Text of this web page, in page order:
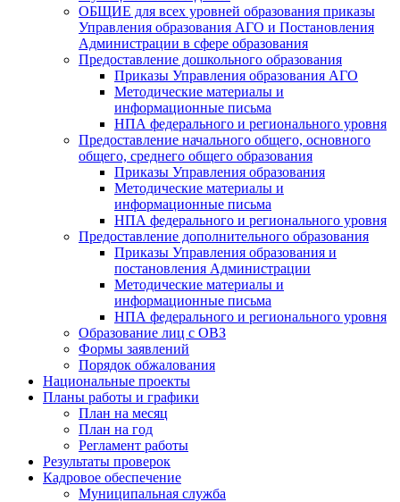
ОБЩИЕ для всех уровней образования приказы
Управления образования АГО и Постановления
Администрации в сфере образования
Предоставление дошкольного образования
Приказы Управления образования АГО
Методические материалы и
информационные письма
НПА федерального и регионального уровня
Предоставление начального общего, основного
общего, среднего общего образования
Приказы Управления образования
Методические материалы и
информационные письма
НПА федерального и регионального уровня
Предоставление дополнительного образования
Приказы Управления образования и
постановления Администрации
Методические материалы и
информационные письма
НПА федерального и регионального уровня
Образование лиц с ОВЗ
Формы заявлений
Порядок обжалования
Национальные проекты
Планы работы и графики
План на месяц
План на год
Регламент работы
Результаты проверок
Кадровое обеспечение
Муниципальная служба